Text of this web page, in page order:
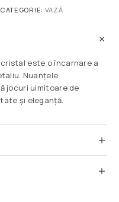
CATEGORIE: VAZĂ
este o încarnare a
Nuanțele
jocuri uimitoare de
și eleganță.